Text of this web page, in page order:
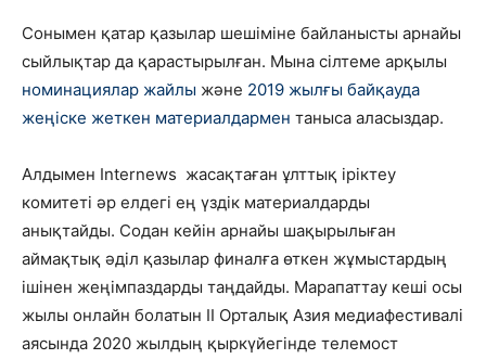
Сонымен қатар қазылар шешіміне байланысты арнайы
сыйлықтар да қарастырылған. Мына сілтеме арқылы
номинациялар жайлы және 2019 жылғы байқауда
жеңіске жеткен материалдармен таныса аласыздар.
Алдымен Internews жасақтаған ұлттық іріктеу
комитеті әр елдегі ең үздік материалдарды
анықтайды. Содан кейін арнайы шақырылыған
аймақтық әділ қазылар финалға өткен жұмыстардың
ішінен жеңімпаздарды таңдайды. Марапаттау кеші осы
жылы онлайн болатын ІІ Орталық Азия медиафестивалі
аясында 2020 жылдың қыркүйегінде телемост